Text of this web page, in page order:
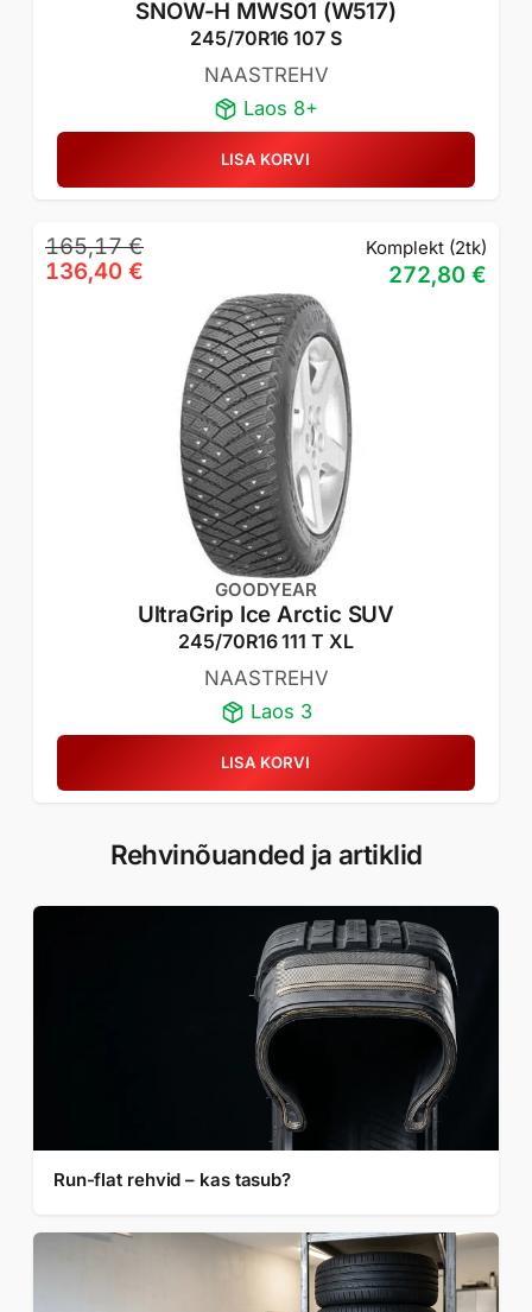
SNOW-H MWS01 (W517)
245/70R16 107 S
NAASTREHV
Laos 8+
LISA KORVI
165,17€
Algne
hind
136,40 €
Praegune
hind
GOODYEAR
UltraGrip Ice Arctic SUV
245/70R16 111 T XL
NAASTREHV
Laos 3
Komplekt (2tk)
272,80 €
LISA KORVI
Rehvinõuanded ja artiklid
Run-flat rehvid – kas tasub?